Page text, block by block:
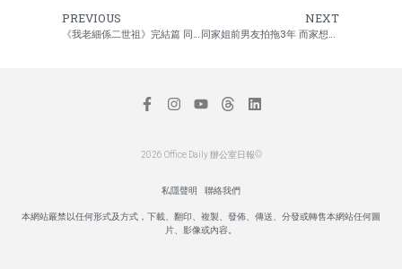
PREVIOUS NEXT
2026 Office Daily 辦公室日報©
私隱聲明 聯絡我們
本網站嚴禁以任何形式及方式，下載、翻印、複製、發佈、傳送、分發或轉售本網站任何圖
片、影像或內容。